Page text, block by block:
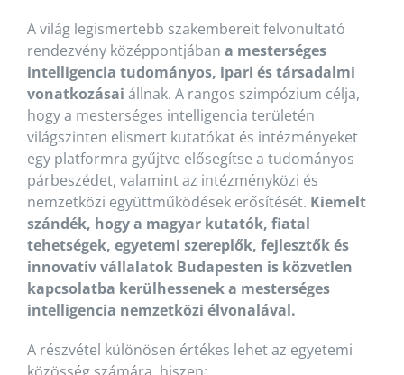
A világ legismertebb szakembereit felvonultató
rendezvény középpontjában a mesterséges
intelligencia tudományos, ipari és társadalmi
vonatkozásai állnak. A rangos szimpózium célja,
hogy a mesterséges intelligencia területén
világszinten elismert kutatókat és intézményeket
egy platformra gyűjtve elősegítse a tudományos
párbeszédet, valamint az intézményközi és
nemzetközi együttműködések erősítését. Kiemelt
szándék, hogy a magyar kutatók, fiatal
tehetségek, egyetemi szereplők, fejlesztők és
innovatív vállalatok Budapesten is közvetlen
kapcsolatba kerülhessenek a mesterséges
intelligencia nemzetközi élvonalával.
A részvétel különösen értékes lehet az egyetemi
közösség számára, hiszen: